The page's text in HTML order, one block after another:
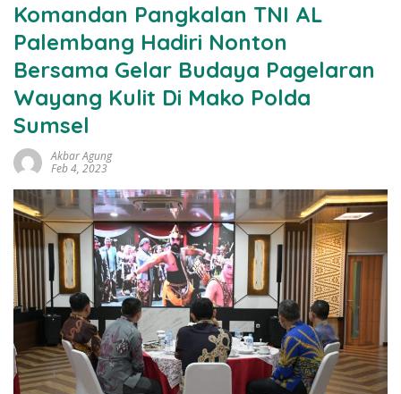
Komandan Pangkalan TNI AL
Palembang Hadiri Nonton
Bersama Gelar Budaya Pagelaran
Wayang Kulit Di Mako Polda
Sumsel
Akbar Agung
Feb 4, 2023